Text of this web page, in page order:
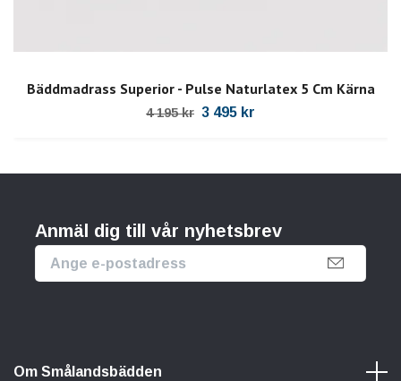
Bäddmadrass Superior - Pulse Naturlatex 5 Cm Kärna
4 195 kr 3 495 kr
Anmäl dig till vår nyhetsbrev
Om Smålandsbädden